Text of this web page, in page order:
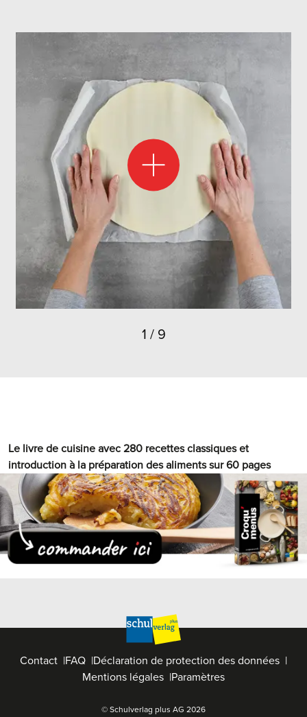
Croissants au jambon
Croissants aux légumes
Croissants à la courgette et au fromage
Croissants au tofu et au sésame
Former des croissants n’est pas très compliqué. Il faut juste
un peu d’habileté pour enrouler la farce afin qu’elle ne
s’échappe pas pendant la cuisson. Mais une fois les premiers
croissants roulés, cela ne devrait plus poser de problème.
1 / 9
Le livre de cuisine avec 280 recettes classiques et
introduction à la préparation des aliments sur 60 pages
© Schulverlag plus AG 2026
Contact FAQ Déclaration de protection des données
Mentions légales Paramètres